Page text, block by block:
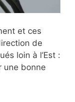
et ces
de
loin à l’Est :
une bonne